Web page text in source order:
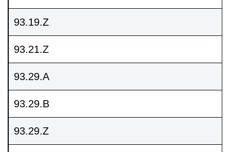
93.19.Z
93.21.Z
93.29.A
93.29.B
93.29.Z